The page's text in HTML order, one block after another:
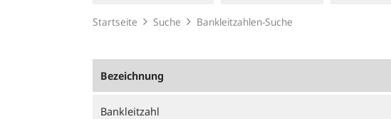
Startseite Suche Bankleitzahlen-Suche
Bezeichnung
Bankleitzahl